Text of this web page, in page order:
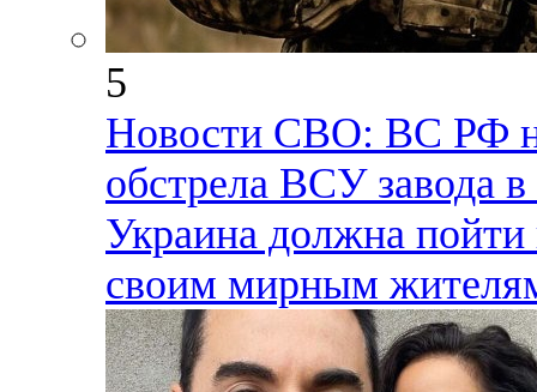
5
Новости СВО: ВС РФ
обстрела ВСУ завода
Украина должна
своим мирным